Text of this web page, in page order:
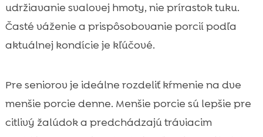
udržiavanie svalovej hmoty, nie prírastok tuku.
Časté váženie a prispôsobovanie porcií podľa
aktuálnej kondície je kľúčové.
Pre seniorov je ideálne rozdeliť kŕmenie na dve
menšie porcie denne. Menšie porcie sú lepšie pre
citlivý žalúdok a predchádzajú tráviacim